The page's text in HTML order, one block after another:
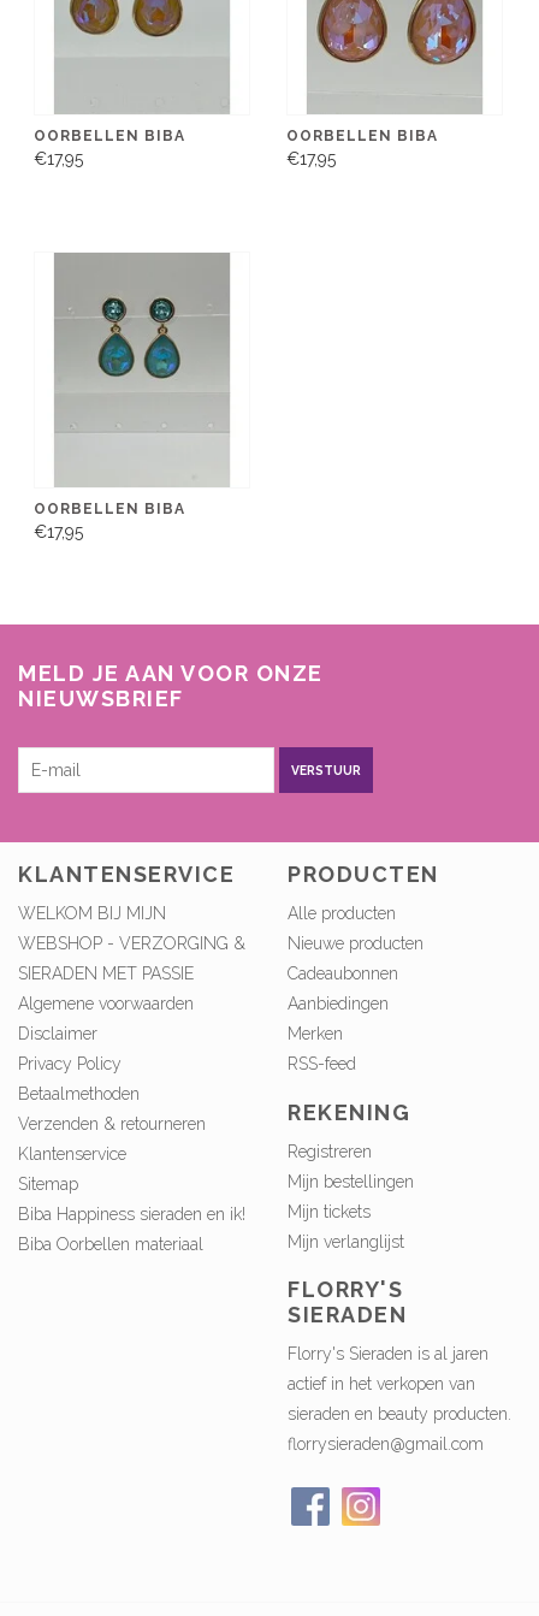
OORBELLEN BIBA
€17,95
OORBELLEN BIBA
€17,95
OORBELLEN BIBA
€17,95
MELD JE AAN VOOR ONZE
NIEUWSBRIEF
VERSTUUR
KLANTENSERVICE
WELKOM BIJ MIJN
WEBSHOP - VERZORGING &
SIERADEN MET PASSIE
Algemene voorwaarden
Disclaimer
Privacy Policy
Betaalmethoden
Verzenden & retourneren
Klantenservice
Sitemap
Biba Happiness sieraden en ik!
Biba Oorbellen materiaal
PRODUCTEN
Alle producten
Nieuwe producten
Cadeaubonnen
Aanbiedingen
Merken
RSS-feed
REKENING
Registreren
Mijn bestellingen
Mijn tickets
Mijn verlanglijst
FLORRY'S
SIERADEN
Florry's Sieraden is al jaren
actief in het verkopen van
sieraden en beauty producten.
florrysieraden@gmail.com